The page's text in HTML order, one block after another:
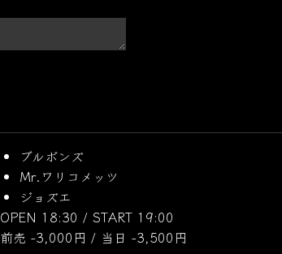
ブルボンズ
Mr.ワリコメッツ
ジョズエ
OPEN 18:30 / START 19:00
前売 -3,000円 / 当日 -3,500円